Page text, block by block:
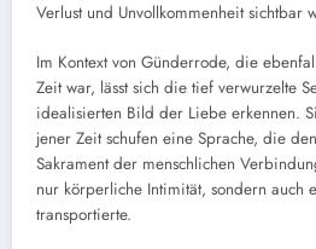
Verlust und Unvollkommenheit sichtbar
Im Kontext von Günderrode, die
Zeit war, lässt sich die tief verwurzelte
idealisierten Bild der Liebe erkennen.
jener Zeit schufen eine Sprache, die
Sakrament der menschlichen
nur körperliche Intimität, sondern auch
transportierte.